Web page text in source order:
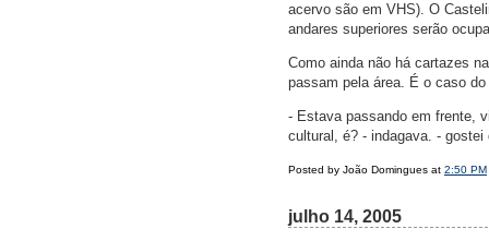
acervo são em VHS). O
andares superiores serão
Como ainda não há cartazes
passam pela área. É o caso
- Estava passando em frente,
cultural, é? - indagava. -
Posted by João Domingues at 2:50 PM
julho 14, 2005